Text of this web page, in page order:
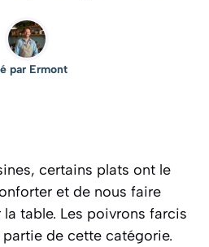
par Ermont
certains plats ont le
et de nous faire
table. Les poivrons farcis
de cette catégorie.